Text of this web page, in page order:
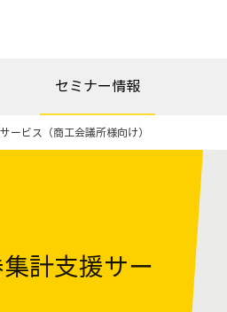
セミナー情報
ービス（商工会議所様向け）
計支援サー